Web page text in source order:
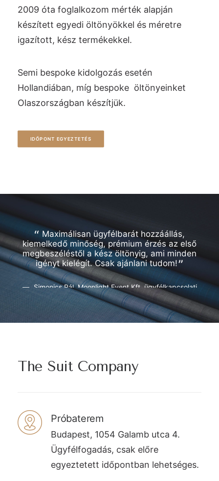
2009 óta foglalkozom mérték alapján
készített egyedi öltönyökkel és méretre
igazított, kész termékekkel.
Semi bespoke kidolgozás esetén
Hollandiában, míg bespoke öltönyeinket
Olaszországban készítjük.
IDŐPONT EGYEZTETÉS
Maximálisan ügyfélbarát hozzáállás,
kiemelkedő minőség, prémium érzés az első
megbeszéléstől a kész öltönyig, ami minden
igényt kielégít. Csak ajánlani tudom!
Simonics Pál, Moonlight Event Kft. ügyfélkapcsolati
igazgató
The Suit Company
Próbaterem
Budapest, 1054 Galamb utca 4.
Ügyfélfogadás, csak előre
egyeztetett időpontban lehetséges.